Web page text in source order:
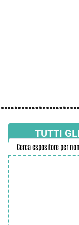
TUTTI